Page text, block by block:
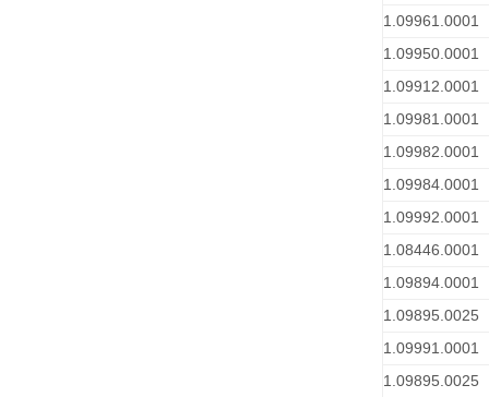
1.09961.0001
1.09950.0001
1.09912.0001
1.09981.0001
1.09982.0001
1.09984.0001
1.09992.0001
1.08446.0001
1.09894.0001
1.09895.0025
1.09991.0001
1.09895.0025